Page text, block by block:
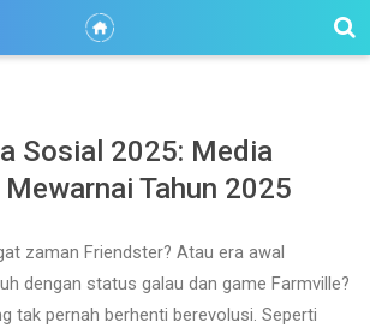
Sosial 2025: Media
Tahun 2025
zaman Friendster? Atau era awal
dengan status galau dan game Farmville?
tak pernah berhenti berevolusi. Seperti